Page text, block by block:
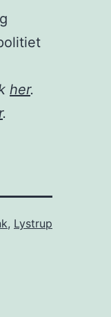
her.
.
, Lystrup